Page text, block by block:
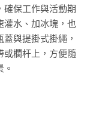
確保工作與活動期
灌水、加冰塊，也
與提掛式掛繩，
或欄杆上，方便隨